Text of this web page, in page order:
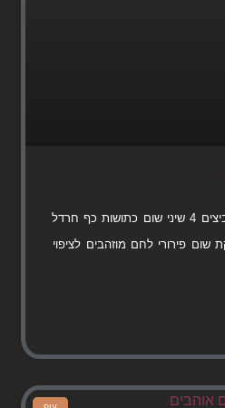
חומרים: חזה עוף פרוס 2 ביצים 4 שיני שום כתושות כף חרדל
שום פירורי לחם מוזהבים לציפוי